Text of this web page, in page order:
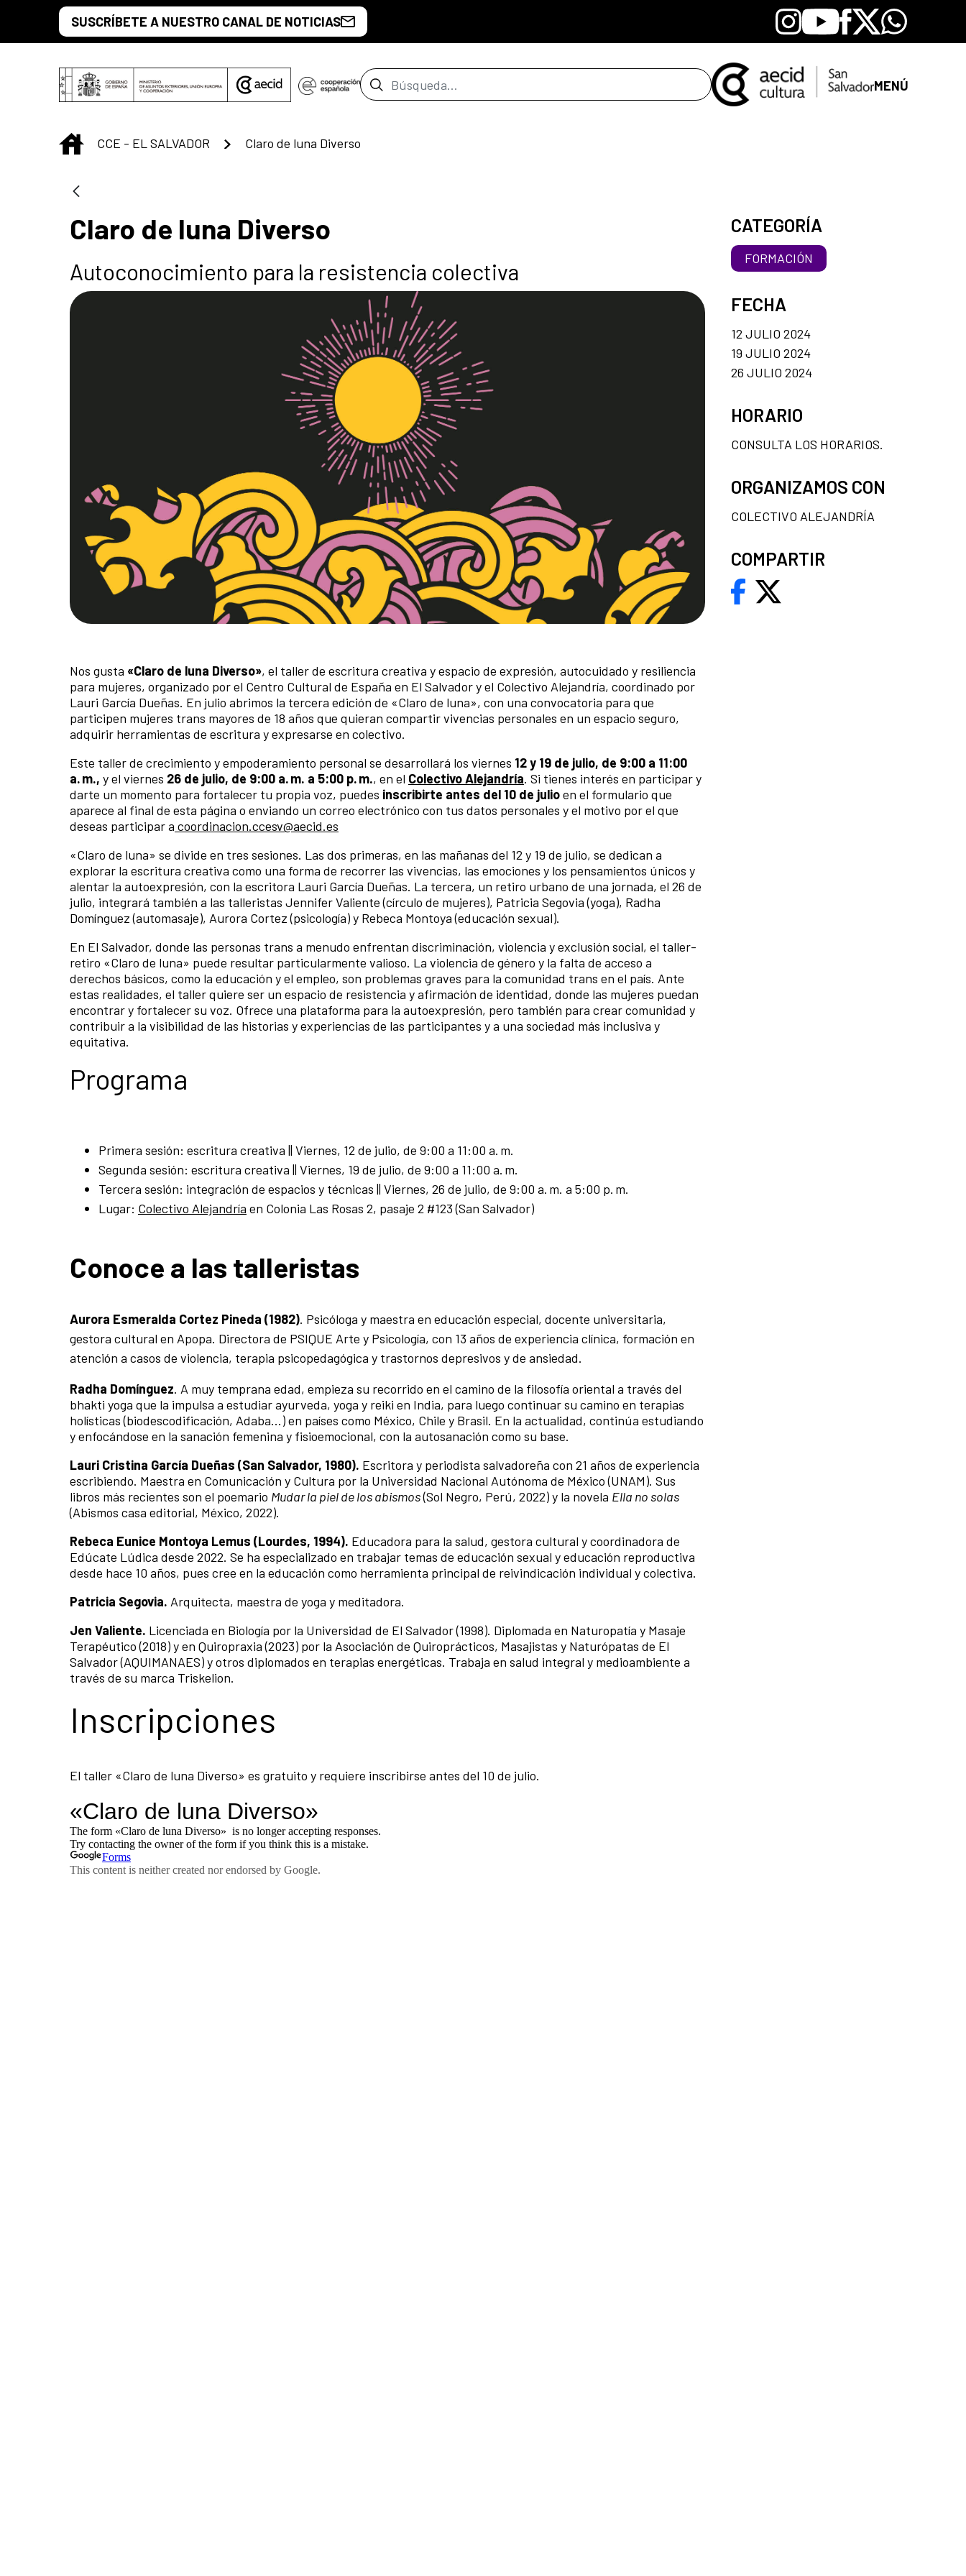
Saltar al contenido principal
SUSCRÍBETE A NUESTRO CANAL DE NOTICIAS Instagram
YoutubeFacebook
X Whatsapp
Barra de búsqueda MENÚ
INICIO
CCE - EL SALVADOR Claro de luna Diverso
Claro de luna Diverso
Autoconocimiento para la resistencia colectiva
Nos gusta «Claro de luna Diverso», el taller de escritura creativa y espacio de expresión, autocuidado y resiliencia
para mujeres, organizado por el Centro Cultural de España en El Salvador y el Colectivo Alejandría, coordinado por
Lauri García Dueñas. En julio abrimos la tercera edición de «Claro de luna», con una convocatoria para que
participen mujeres trans mayores de 18 años que quieran compartir vivencias personales en un espacio seguro,
adquirir herramientas de escritura y expresarse en colectivo.
Este taller de crecimiento y empoderamiento personal se desarrollará los viernes 12 y 19 de julio, de 9:00 a 11:00
a. m., y el viernes 26 de julio, de 9:00 a. m. a 5:00 p. m., en el Colectivo Alejandría. Si tienes interés en participar y
darte un momento para fortalecer tu propia voz, puedes inscribirte antes del 10 de julioen el formulario que
aparece al final de esta página o enviando un correo electrónico con tus datos personales y el motivo por el que
deseas participar a coordinacion.ccesv@aecid.es
«Claro de luna» se divide en tres sesiones. Las dos primeras, en las mañanas del 12 y 19 de julio, se dedican a
explorar la escritura creativa como una forma de recorrer las vivencias, las emociones y los pensamientos únicos y
alentar la autoexpresión, con la escritora Lauri García Dueñas. La tercera, un retiro urbano de una jornada, el 26 de
julio, integrará también a las talleristas Jennifer Valiente (círculo de mujeres), Patricia Segovia (yoga), Radha
Domínguez (automasaje), Aurora Cortez (psicología) y Rebeca Montoya (educación sexual).
En El Salvador, donde las personas trans a menudo enfrentan discriminación, violencia y exclusión social, el taller-
retiro «Claro de luna» puede resultar particularmente valioso. La violencia de género y la falta de acceso a
derechos básicos, como la educación y el empleo, son problemas graves para la comunidad trans en el país. Ante
estas realidades, el taller quiere ser un espacio de resistencia y afirmación de identidad, donde las mujeres puedan
encontrar y fortalecer su voz. Ofrece una plataforma para la autoexpresión, pero también para crear comunidad y
contribuir a la visibilidad de las historias y experiencias de las participantes y a una sociedad más inclusiva y
equitativa.
Programa
Primera sesión: escritura creativa || Viernes, 12 de julio, de 9:00 a 11:00 a. m.
Segunda sesión: escritura creativa || Viernes, 19 de julio, de 9:00 a 11:00 a. m.
Tercera sesión: integración de espacios y técnicas || Viernes, 26 de julio, de 9:00 a. m. a 5:00 p. m.
Lugar: Colectivo Alejandría en Colonia Las Rosas 2, pasaje 2 #123 (San Salvador)
Conoce a las talleristas
Aurora Esmeralda Cortez Pineda (1982). Psicóloga y maestra en educación especial, docente universitaria,
gestora cultural en Apopa. Directora de PSIQUE Arte y Psicología, con 13 años de experiencia clínica, formación en
atención a casos de violencia, terapia psicopedagógica y trastornos depresivos y de ansiedad.
Radha Domínguez. A muy temprana edad, empieza su recorrido en el camino de la filosofía oriental a través del
bhakti yoga que la impulsa a estudiar ayurveda, yoga y reiki en India, para luego continuar su camino en terapias
holísticas (biodescodificación, Adaba...) en países como México, Chile y Brasil. En la actualidad, continúa estudiando
y enfocándose en la sanación femenina y fisioemocional, con la autosanación como su base.
Lauri Cristina García Dueñas (San Salvador, 1980). Escritora y periodista salvadoreña con 21 años de experiencia
escribiendo. Maestra en Comunicación y Cultura por la Universidad Nacional Autónoma de México (UNAM). Sus
libros más recientes son el poemario Mudar la piel de los abismos(Sol Negro, Perú, 2022) y la novela Ella no solas
(Abismos casa editorial, México, 2022).
Rebeca Eunice Montoya Lemus (Lourdes, 1994). Educadora para la salud, gestora cultural y coordinadora de
Edúcate Lúdica desde 2022. Se ha especializado en trabajar temas de educación sexual y educación reproductiva
desde hace 10 años, pues cree en la educación como herramienta principal de reivindicación individual y colectiva.
Patricia Segovia. Arquitecta, maestra de yoga y meditadora.
Jen Valiente. Licenciada en Biología por la Universidad de El Salvador (1998). Diplomada en Naturopatía y Masaje
Terapéutico (2018) y en Quiropraxia (2023) por la Asociación de Quiroprácticos, Masajistas y Naturópatas de El
Salvador (AQUIMANAES) y otros diplomados en terapias energéticas. Trabaja en salud integral y medioambiente a
través de su marca Triskelion.
Inscripciones
El taller «Claro de luna Diverso» es gratuito y requiere inscribirse antes del 10 de julio.
CATEGORÍA
FORMACIÓN
FECHA
12 JULIO 2024
19 JULIO 2024
26 JULIO 2024
HORARIO
CONSULTA LOS HORARIOS.
ORGANIZAMOS CON
COLECTIVO ALEJANDRÍA
COMPARTIR